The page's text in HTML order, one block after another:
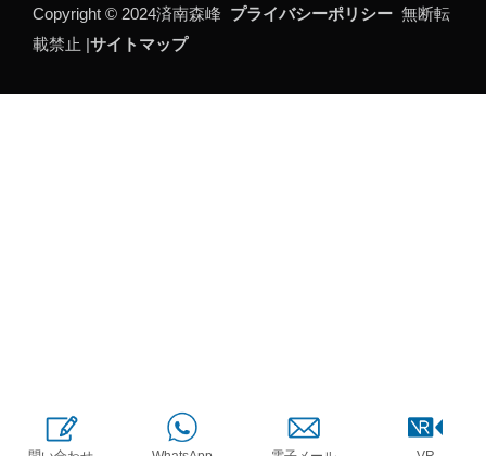
Copyright © 2024済南森峰 プライバシーポリシー 無断転
載禁止 |サイトマップ